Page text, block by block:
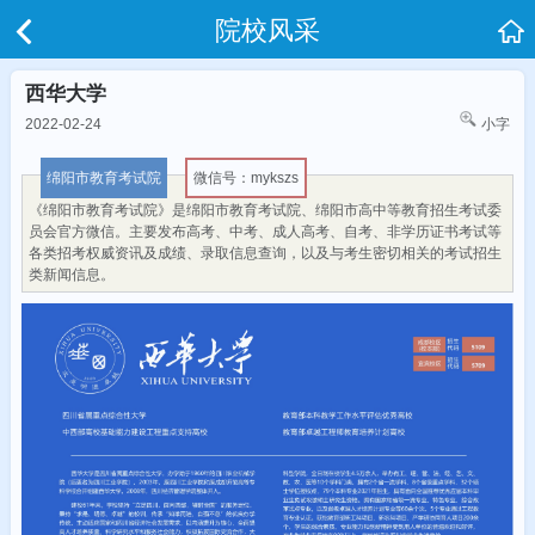
院校风采
西华大学
2022-02-24 小字
绵阳市教育考试院
微信号：mykszs
《绵阳市教育考试院》是绵阳市教育考试院、绵阳市高中等教育招生考试委
员会官方微信。主要发布高考、中考、成人高考、自考、非学历证书考试等
各类招考权威资讯及成绩、录取信息查询，以及与考生密切相关的考试招生
类新闻信息。